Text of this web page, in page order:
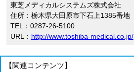
東芝メディカルシステムズ株式会社
住所：栃木県大田原市下石上1385番地
TEL：0287-26-5100
URL： http://www.toshiba-medical.co.jp/
【関連コンテンツ】